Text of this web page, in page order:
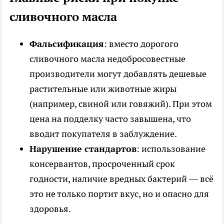
сливочного масла
Фальсификация: вместо дорогого
сливочного масла недобросовестные
производители могут добавлять дешевые
растительные или животные жиры
(например, свиной или говяжий). При этом
цена на подделку часто завышена, что
вводит покупателя в заблуждение.
Нарушение стандартов: использование
консервантов, просроченный срок
годности, наличие вредных бактерий — всё
это не только портит вкус, но и опасно для
здоровья.